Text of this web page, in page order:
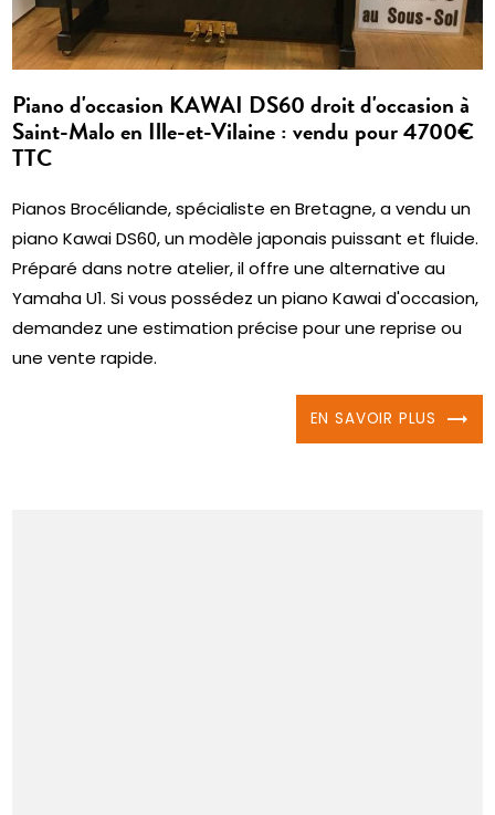
Piano d'occasion KAWAI DS60 droit d'occasion à
Saint-Malo en Ille-et-Vilaine : vendu pour 4700€
TTC
Pianos Brocéliande, spécialiste en Bretagne, a vendu un
piano Kawai DS60, un modèle japonais puissant et fluide.
Préparé dans notre atelier, il offre une alternative au
Yamaha U1. Si vous possédez un piano Kawai d'occasion,
demandez une estimation précise pour une reprise ou
une vente rapide.
EN SAVOIR PLUS